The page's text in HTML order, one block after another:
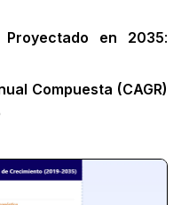
en 2035:
Compuesta (CAGR)